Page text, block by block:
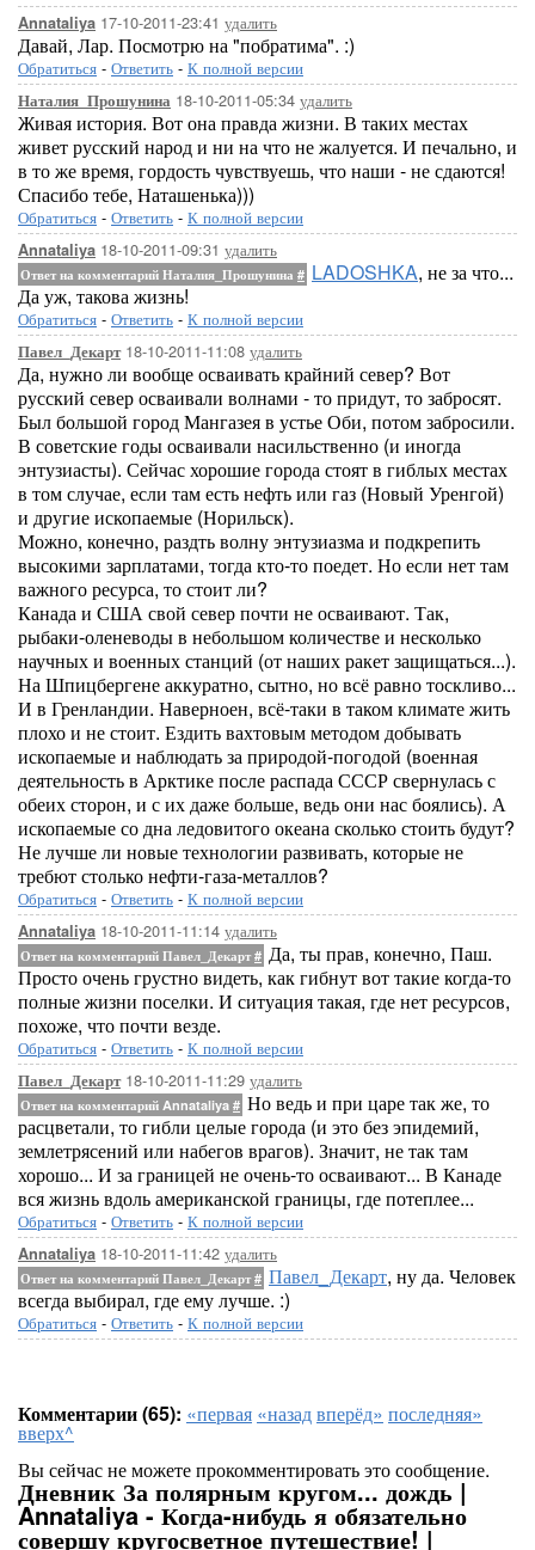
Annataliya 17-10-2011-23:41 удалить
Давай, Лар. Посмотрю на "побратима". :)
Обратиться - Ответить - К полной версии
Наталия_Прошунина 18-10-2011-05:34 удалить
Живая история. Вот она правда жизни. В таких местах
живет русский народ и ни на что не жалуется. И печально, и
в то же время, гордость чувствуешь, что наши - не сдаются!
Спасибо тебе, Наташенька)))
Обратиться - Ответить - К полной версии
Annataliya 18-10-2011-09:31 удалить
Ответ на комментарий Наталия_Прошунина # LADOSHKA, не за что...
Да уж, такова жизнь!
Обратиться - Ответить - К полной версии
Павел_Декарт18-10-2011-11:08 удалить
Да, нужно ли вообще осваивать крайний север? Вот
русский север осваивали волнами - то придут, то забросят.
Был большой город Мангазея в устье Оби, потом забросили.
В советские годы осваивали насильственно (и иногда
энтузиасты). Сейчас хорошие города стоят в гиблых местах
в том случае, если там есть нефть или газ (Новый Уренгой)
и другие ископаемые (Норильск).
Можно, конечно, раздть волну энтузиазма и подкрепить
высокими зарплатами, тогда кто-то поедет. Но если нет там
важного ресурса, то стоит ли?
Канада и США свой север почти не осваивают. Так,
рыбаки-оленеводы в небольшом количестве и несколько
научных и военных станций (от наших ракет защищаться...).
На Шпицбергене аккуратно, сытно, но всё равно тоскливо...
И в Гренландии. Наверноен, всё-таки в таком климате жить
плохо и не стоит. Ездить вахтовым методом добывать
ископаемые и наблюдать за природой-погодой (военная
деятельность в Арктике после распада СССР свернулась с
обеих сторон, и с их даже больше, ведь они нас боялись). А
ископаемые со дна ледовитого океана сколько стоить будут?
Не лучше ли новые технологии развивать, которые не
требют столько нефти-газа-металлов?
Обратиться - Ответить - К полной версии
Annataliya 18-10-2011-11:14 удалить
Ответ на комментарий Павел_Декарт# Да, ты прав, конечно, Паш.
Просто очень грустно видеть, как гибнут вот такие когда-то
полные жизни поселки. И ситуация такая, где нет ресурсов,
похоже, что почти везде.
Обратиться - Ответить - К полной версии
Павел_Декарт18-10-2011-11:29 удалить
Ответ на комментарий Annataliya # Но ведь и при царе так же, то
расцветали, то гибли целые города (и это без эпидемий,
землетрясений или набегов врагов). Значит, не так там
хорошо... И за границей не очень-то осваивают... В Канаде
вся жизнь вдоль американской границы, где потеплее...
Обратиться - Ответить - К полной версии
Annataliya 18-10-2011-11:42 удалить
Ответ на комментарий Павел_Декарт# Павел_Декарт, ну да. Человек
всегда выбирал, где ему лучше. :)
Обратиться - Ответить - К полной версии
Комментарии (65): «первая «назадвперёд» последняя»
вверх^
Вы сейчас не можете прокомментировать это сообщение.
Дневник За полярным кругом... дождь |
Annataliya - Когда-нибудь я обязательно
совершу кругосветное путешествие! |